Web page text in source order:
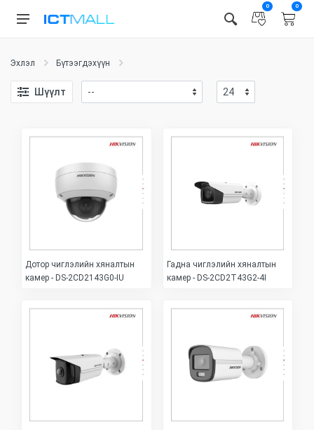
0 0
Эхлэл Бүтээгдэхүүн
Шүүлт
Дотор чиглэлийн хяналтын
камер - DS-2CD2143G0-IU
Гадна чиглэлийн хяналтын
камер - DS-2CD2T43G2-4I